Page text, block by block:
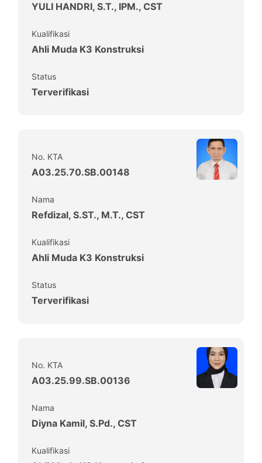
YULI HANDRI, S.T., IPM., CST
Kualifikasi
Ahli Muda K3 Konstruksi
Status
Terverifikasi
No. KTA
A03.25.70.SB.00148
Nama
Refdizal, S.ST., M.T., CST
Kualifikasi
Ahli Muda K3 Konstruksi
Status
Terverifikasi
No. KTA
A03.25.99.SB.00136
Nama
Diyna Kamil, S.Pd., CST
Kualifikasi